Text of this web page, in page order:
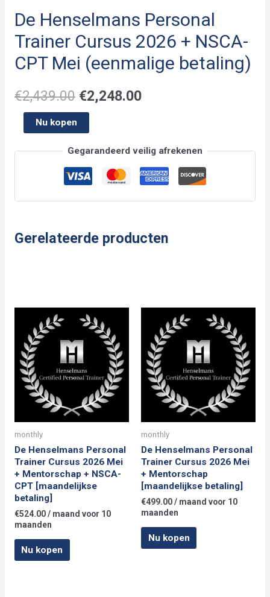
De Henselmans Personal
Trainer Cursus 2026 + NSCA-
CPT Mei (eenmalige betaling)
€2,439.00 Oorspronkelijke
was:
€2,439.00.
€2,248.00Huidige
is:
€2,248.00.
Henselmans
Personal
2026
NSCA-
betaling)
Nu kopen
Gegarandeerd veilig afrekenen
Gerelateerde producten
monthly
De Henselmans Personal
Trainer Cursus 2026 Mei
+ Mentorschap + NSCA-
CPT [maandelijkse
betaling]
€524.00/ maand voor 10
maanden
Nu kopen
monthly
De Henselmans Personal
Trainer Cursus 2026 Mei
+ Mentorschap
[maandelijkse betaling]
€499.00/ maand voor 10
maanden
Nu kopen